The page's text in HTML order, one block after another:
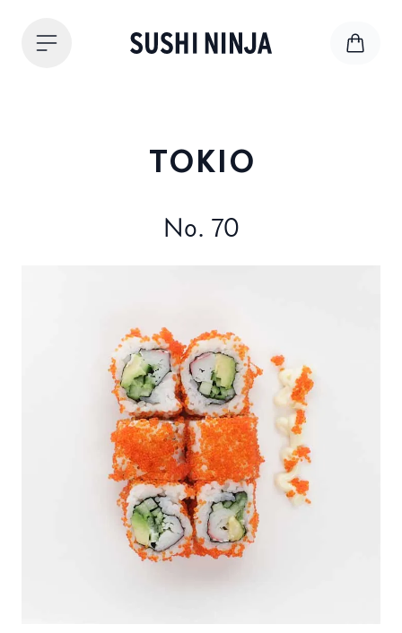
TOKIO
No. 70